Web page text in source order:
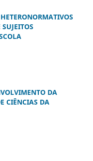
DA
CIÊNCIAS DA